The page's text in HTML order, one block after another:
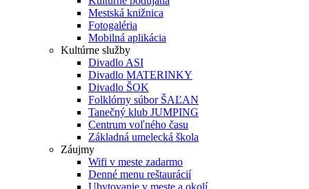
Mestská knižnica
Fotogaléria
Mobilná aplikácia
Kultúrne služby
Divadlo ASI
Divadlo MATERINKY
Divadlo ŠOK
Folklórny súbor ŠAĽAN
Tanečný klub JUMPING
Centrum voľného času
Základná umelecká škola
Záujmy
Wifi v meste zadarmo
Denné menu reštaurácií
Ubytovanie v meste a okolí